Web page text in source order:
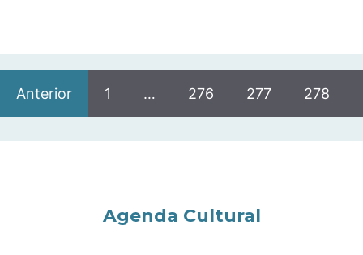
Anterior 1 … 276 277 278
Agenda Cultural